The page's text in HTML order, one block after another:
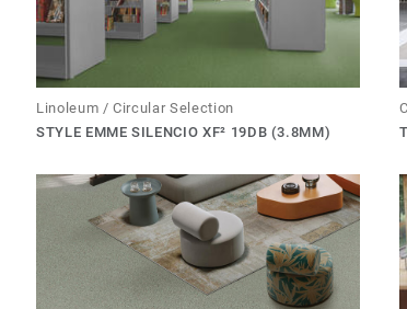
Linoleum / Circular Selection
STYLE EMME SILENCIO XF² 19DB (3.8MM)